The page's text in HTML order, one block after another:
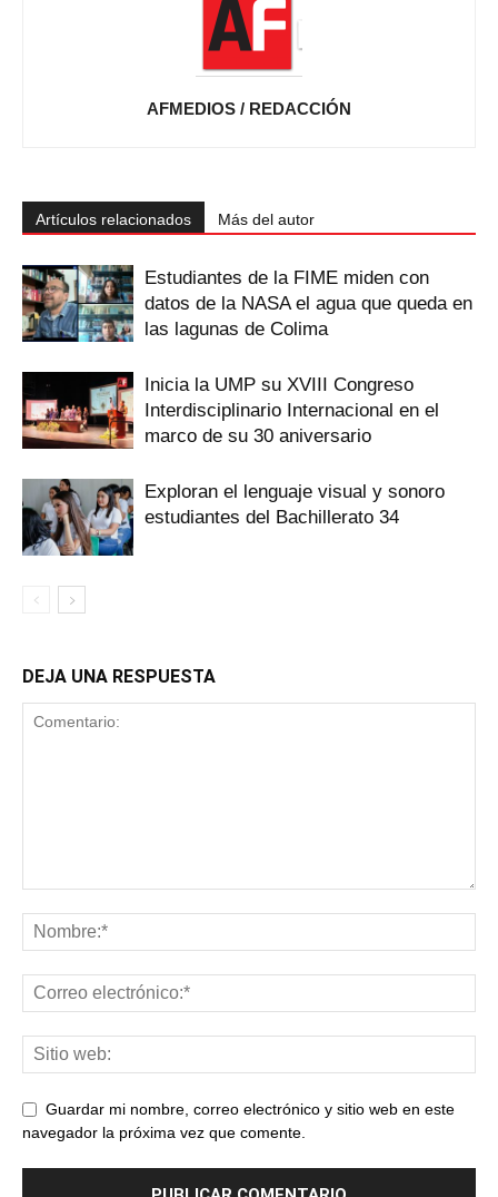
AFMEDIOS / REDACCIÓN
Artículos relacionados Más del autor
Estudiantes de la FIME miden con
datos de la NASA el agua que queda en
las lagunas de Colima
Inicia la UMP su XVIII Congreso
Interdisciplinario Internacional en el
marco de su 30 aniversario
Exploran el lenguaje visual y sonoro
estudiantes del Bachillerato 34
DEJA UNA RESPUESTA
Guardar mi nombre, correo electrónico y sitio web en este
navegador la próxima vez que comente.